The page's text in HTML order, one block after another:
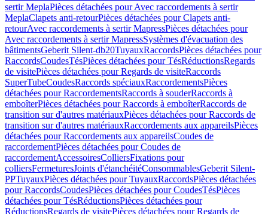
sertir MeplaPièces détachées pour Avec raccordements à sertir
MeplaClapets anti-retourPièces détachées pour Clapets anti-
retourAvec raccordements à sertir MapressPièces détachées pour
Avec raccordements à sertir MapressSystèmes d'évacuation des
bâtimentsGeberit Silent-db20TuyauxRaccordsPièces détachées pour
RaccordsCoudesTésPièces détachées pour TésRéductionsRegards
de visitePièces détachées pour Regards de visiteRaccords
SuperTubeCoudesRaccords spéciauxRaccordementsPièces
détachées pour RaccordementsRaccords à souderRaccords à
emboîterPièces détachées pour Raccords à emboîterRaccords de
transition sur d'autres matériauxPièces détachées pour Raccords de
transition sur d'autres matériauxRaccordements aux appareilsPièces
détachées pour Raccordements aux appareilsCoudes de
raccordementPièces détachées pour Coudes de
raccordementAccessoiresColliersFixations pour
colliersFermeturesJoints d'étanchéitéConsommablesGeberit Silent-
PPTuyauxPièces détachées pour TuyauxRaccordsPièces détachées
pour RaccordsCoudesPièces détachées pour CoudesTésPièces
détachées pour TésRéductionsPièces détachées pour
RéductionsRegards de visitePièces détachées pour Regards de